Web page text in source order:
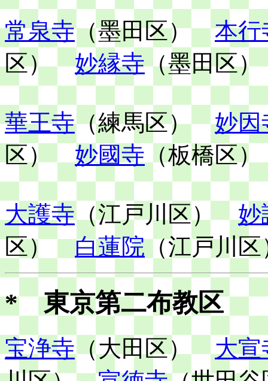
常泉寺（墨田区）本行
区）妙縁寺（墨田区）
華王寺（練馬区）妙因
区） 妙國寺 （板橋区）
大護寺（江戸川区）妙
区）白蓮院（江戸川区
* 東京第二布教区
宝浄寺（大田区）大宣